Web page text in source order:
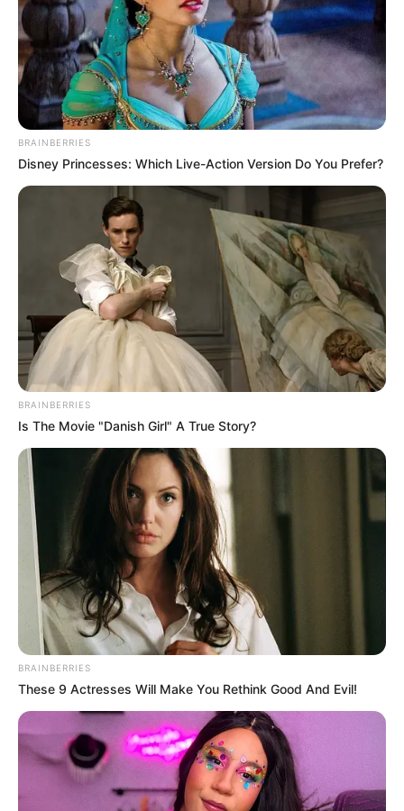
BRAINBERRIES
Disney Princesses: Which Live-Action Version Do You Prefer?
BRAINBERRIES
Is The Movie "Danish Girl" A True Story?
BRAINBERRIES
These 9 Actresses Will Make You Rethink Good And Evil!